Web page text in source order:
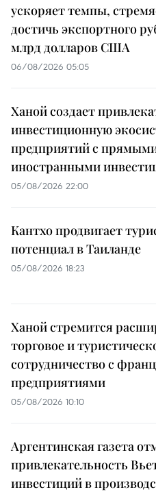
ускоряет темпы,
достичь экспортного
млрд долларов США
06/08/2026 05:05
Ханой создает
инвестиционную
предприятий с
иностранными
05/08/2026 22:00
Кантхо продвигает
потенциал в Таиланде
05/08/2026 18:23
Ханой стремится
торговое и
сотрудничество с
предприятиями
05/08/2026 10:10
Аргентинская газета
привлекательность
инвестиций в